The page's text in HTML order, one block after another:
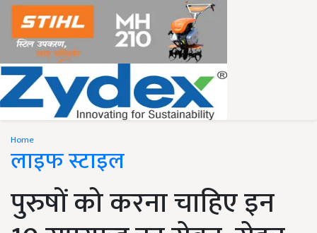
Home
लाइफ स्टाइल
पुरुषों को करना चाहिए इन